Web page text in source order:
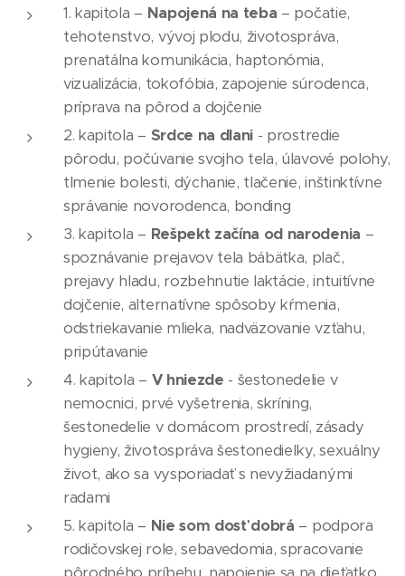
1. kapitola – Napojená na teba – počatie,
tehotenstvo, vývoj plodu, životospráva,
prenatálna komunikácia, haptonómia,
vizualizácia, tokofóbia, zapojenie súrodenca,
príprava na pôrod a dojčenie
2. kapitola – Srdce na dlani - prostredie
pôrodu, počúvanie svojho tela, úlavové polohy,
tlmenie bolesti, dýchanie, tlačenie, inštinktívne
správanie novorodenca, bonding
3. kapitola – Rešpekt začína od narodenia –
spoznávanie prejavov tela bábätka, plač,
prejavy hladu, rozbehnutie laktácie, intuitívne
dojčenie, alternatívne spôsoby kŕmenia,
odstriekavanie mlieka, nadväzovanie vzťahu,
pripútavanie
4. kapitola – V hniezde - šestonedelie v
nemocnici, prvé vyšetrenia, skríning,
šestonedelie v domácom prostredí, zásady
hygieny, životospráva šestonedieľky, sexuálny
život, ako sa vysporiadať s nevyžiadanými
radami
5. kapitola – Nie som dosť dobrá – podpora
rodičovskej role, sebavedomia, spracovanie